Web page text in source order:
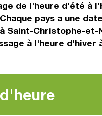
de l'heure d'été à
pays a une
Christophe-et-
à l'heure